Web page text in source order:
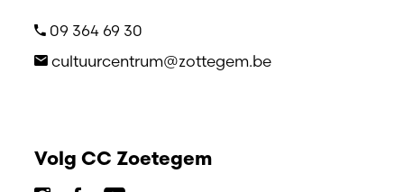
09 364 69 30
cultuurcentrum@zottegem.be
Volg CC Zoetegem